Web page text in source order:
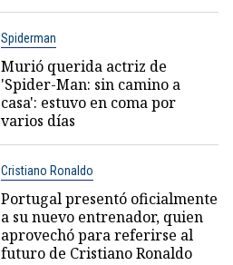
Spiderman
Murió querida actriz de
'Spider-Man: sin camino a
casa': estuvo en coma por
varios días
Cristiano Ronaldo
Portugal presentó oficialmente
a su nuevo entrenador, quien
aprovechó para referirse al
futuro de Cristiano Ronaldo